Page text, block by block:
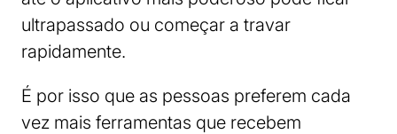
ultrapassado ou começar a travar
rapidamente.
É por isso que as pessoas preferem cada
vez mais ferramentas que recebem